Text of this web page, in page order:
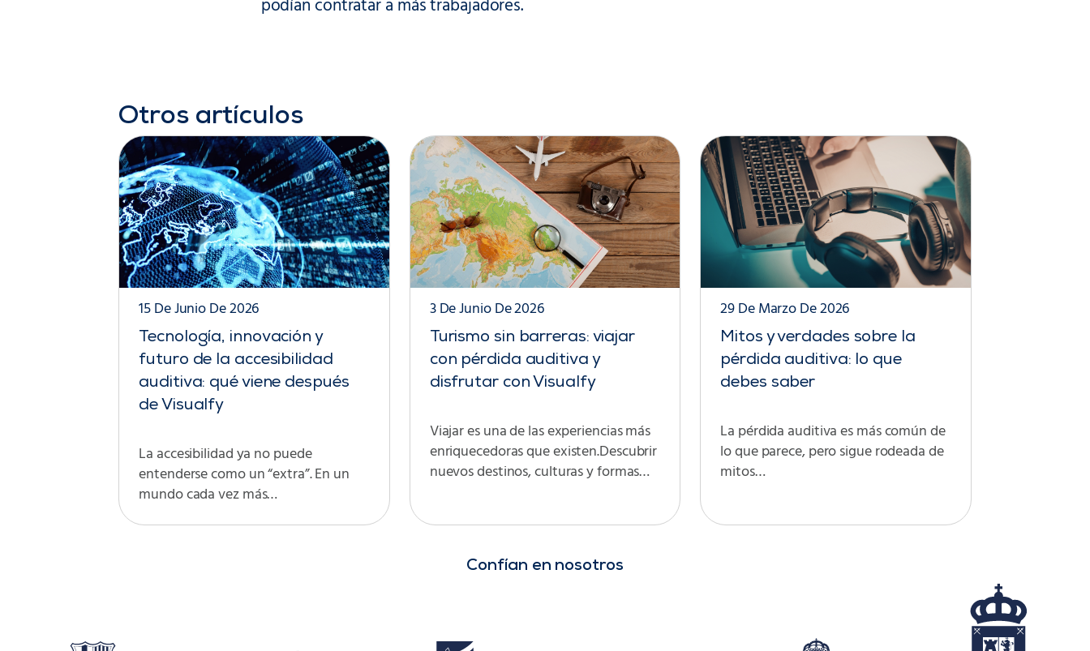
podían contratar a más trabajadores.
Otros artículos
Tecnología, innovación y
futuro de la accesibilidad
auditiva: qué viene después
de Visualfy
15 De Junio De 2026
La accesibilidad ya no puede
entenderse como un “extra”. En un
mundo cada vez más…
Turismo sin barreras: viajar
con pérdida auditiva y
disfrutar con Visualfy
3 De Junio De 2026
Viajar es una de las experiencias más
enriquecedoras que existen.Descubrir
nuevos destinos, culturas y formas…
Mitos y verdades sobre la
pérdida auditiva: lo que
debes saber
29 De Marzo De 2026
La pérdida auditiva es más común de
lo que parece, pero sigue rodeada de
mitos…
Confían en nosotros